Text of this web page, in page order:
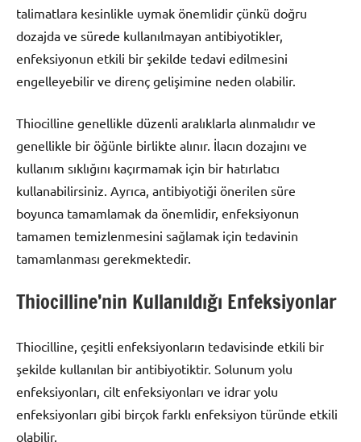
talimatlara kesinlikle uymak önemlidir çünkü doğru
dozajda ve sürede kullanılmayan antibiyotikler,
enfeksiyonun etkili bir şekilde tedavi edilmesini
engelleyebilir ve direnç gelişimine neden olabilir.
Thiocilline genellikle düzenli aralıklarla alınmalıdır ve
genellikle bir öğünle birlikte alınır. İlacın dozajını ve
kullanım sıklığını kaçırmamak için bir hatırlatıcı
kullanabilirsiniz. Ayrıca, antibiyotiği önerilen süre
boyunca tamamlamak da önemlidir, enfeksiyonun
tamamen temizlenmesini sağlamak için tedavinin
tamamlanması gerekmektedir.
Thiocilline’nin Kullanıldığı Enfeksiyonlar
Thiocilline, çeşitli enfeksiyonların tedavisinde etkili bir
şekilde kullanılan bir antibiyotiktir. Solunum yolu
enfeksiyonları, cilt enfeksiyonları ve idrar yolu
enfeksiyonları gibi birçok farklı enfeksiyon türünde etkili
olabilir.